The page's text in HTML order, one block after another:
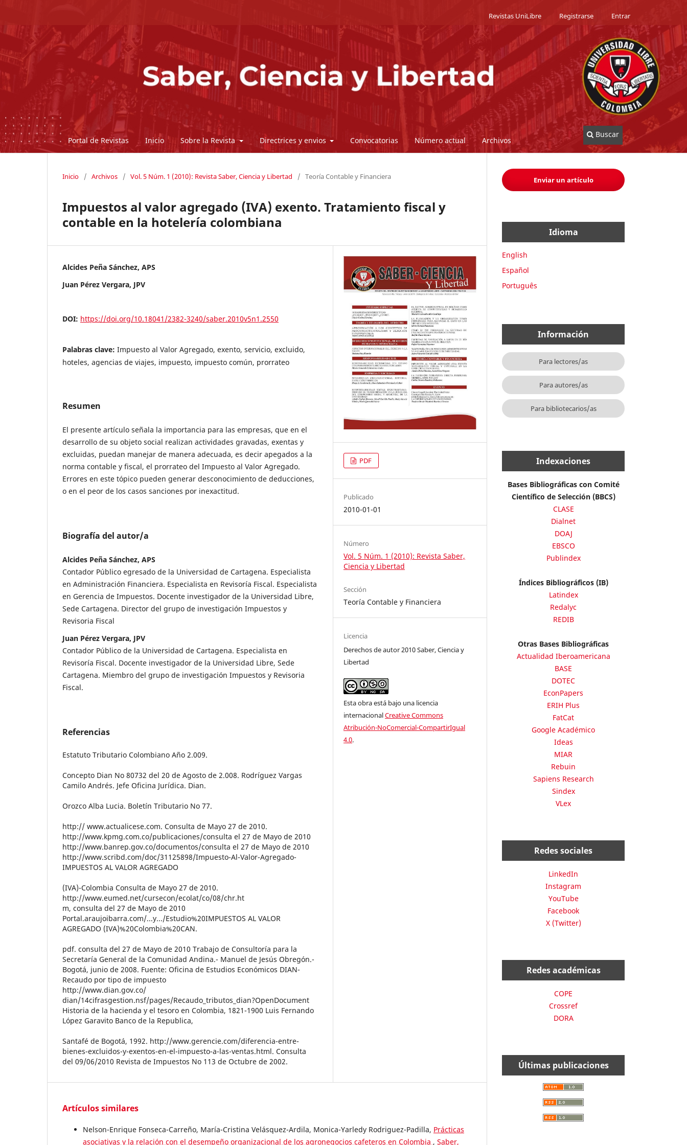
Portal de Revistas Inicio Sobre la Revista Directrices y envios Convocatorias Número actual Archivos
Buscar
Revistas UniLibre Registrarse Entrar
Inicio / Archivos / Vol. 5 Núm. 1 (2010): Revista Saber, Ciencia y Libertad / Teoría Contable y Financiera
Impuestos al valor agregado (IVA) exento. Tratamiento fiscal y
contable en la hotelería colombiana
Alcides Peña Sánchez, APS
Juan Pérez Vergara, JPV
DOI: https://doi.org/10.18041/2382-3240/saber.2010v5n1.2550
Palabras clave: Impuesto al Valor Agregado, exento, servicio, excluido,
hoteles, agencias de viajes, impuesto, impuesto común, prorrateo
Resumen
El presente artículo señala la importancia para las empresas, que en el
desarrollo de su objeto social realizan actividades gravadas, exentas y
excluidas, puedan manejar de manera adecuada, es decir apegados a la
norma contable y fiscal, el prorrateo del Impuesto al Valor Agregado.
Errores en este tópico pueden generar desconocimiento de deducciones,
o en el peor de los casos sanciones por inexactitud.
Biografía del autor/a
Alcides Peña Sánchez, APS
Contador Público egresado de la Universidad de Cartagena. Especialista
en Administración Financiera. Especialista en Revisoría Fiscal. Especialista
en Gerencia de Impuestos. Docente investigador de la Universidad Libre,
Sede Cartagena. Director del grupo de investigación Impuestos y
Revisoria Fiscal
Juan Pérez Vergara, JPV
Contador Público de la Universidad de Cartagena. Especialista en
Revisoría Fiscal. Docente investigador de la Universidad Libre, Sede
Cartagena. Miembro del grupo de investigación Impuestos y Revisoria
Fiscal.
Referencias
Estatuto Tributario Colombiano Año 2.009.
Concepto Dian No 80732 del 20 de Agosto de 2.008. Rodríguez Vargas
Camilo Andrés. Jefe Oficina Jurídica. Dian.
Orozco Alba Lucia. Boletín Tributario No 77.
http:// www.actualicese.com. Consulta de Mayo 27 de 2010.
http://www.kpmg.com.co/publicaciones/consulta el 27 de Mayo de 2010
http://www.banrep.gov.co/documentos/consulta el 27 de Mayo de 2010
http://www.scribd.com/doc/31125898/Impuesto-Al-Valor-Agregado-
IMPUESTOS AL VALOR AGREGADO
(IVA)-Colombia Consulta de Mayo 27 de 2010.
http://www.eumed.net/cursecon/ecolat/co/08/chr.ht
m, consulta del 27 de Mayo de 2010
Portal.araujoibarra.com/...y.../Estudio%20IMPUESTOS AL VALOR
AGREGADO (IVA)%20Colombia%20CAN.
pdf. consulta del 27 de Mayo de 2010 Trabajo de Consultoría para la
Secretaría General de la Comunidad Andina.- Manuel de Jesús Obregón.-
Bogotá, junio de 2008. Fuente: Oficina de Estudios Económicos DIAN-
Recaudo por tipo de impuesto
http://www.dian.gov.co/
dian/14cifrasgestion.nsf/pages/Recaudo_tributos_dian?OpenDocument
Historia de la hacienda y el tesoro en Colombia, 1821-1900 Luis Fernando
López Garavito Banco de la Republica,
Santafé de Bogotá, 1992. http://www.gerencie.com/diferencia-entre-
bienes-excluidos-y-exentos-en-el-impuesto-a-las-ventas.html. Consulta
del 09/06/2010 Revista de Impuestos No 113 de Octubre de 2002.
PDF
Publicado
2010-01-01
Número
Vol. 5 Núm. 1 (2010): Revista Saber,
Ciencia y Libertad
Sección
Teoría Contable y Financiera
Licencia
Derechos de autor 2010 Saber, Ciencia y
Libertad
Esta obra está bajo una licencia
internacionalCreative Commons
Atribución-NoComercial-CompartirIgual
4.0.
Artículos similares
Nelson-Enrique Fonseca-Carreño, María-Cristina Velásquez-Ardila, Monica-Yarledy Rodriguez-Padilla, Prácticas
asociativas y la relación con el desempeño organizacional de los agronegocios cafeteros en Colombia , Saber,
Enviar un artículo
Idioma
English
Español
Português
Información
Para lectores/as
Para autores/as
Para bibliotecarios/as
Indexaciones
Bases Bibliográficas con Comité
Científico de Selección (BBCS)
CLASE
Dialnet
DOAJ
EBSCO
Publindex
Índices Bibliográficos (IB)
Latindex
Redalyc
REDIB
Otras Bases Bibliográficas
Actualidad Iberoamericana
BASE
DOTEC
EconPapers
ERIH Plus
FatCat
Google Académico
Ideas
MIAR
Rebuin
Sapiens Research
Sindex
VLex
Redes sociales
LinkedIn
Instagram
YouTube
Facebook
X (Twitter)
Redes académicas
COPE
Crossref
DORA
Últimas publicaciones